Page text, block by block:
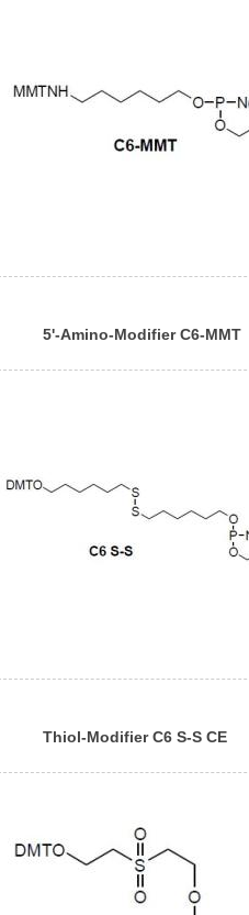
5'-Amino-Modifier C6-MMT
Thiol-Modifier C6 S-S CE